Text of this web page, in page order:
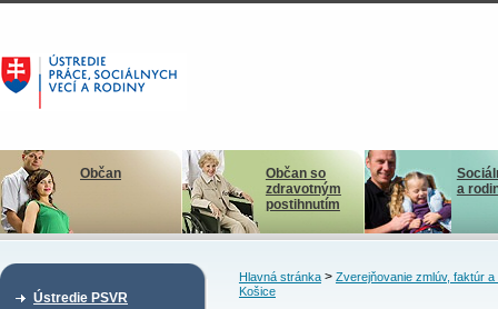
Občan
Občan so
zdravotným
postihnutím
a
Ústredie PSVR
Hlavná stránka> Zverejňovanie zmlúv, faktúr a
Košice